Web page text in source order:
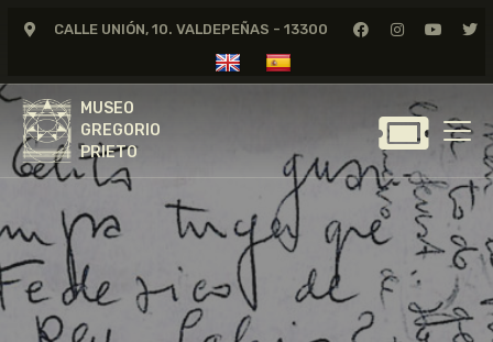
CALLE UNIÓN, 10. VALDEPEÑAS - 13300
MUSEO
GREGORIO
PRIETO
MUSEO
GREGORIO
GREGORIO PRIETO
MUSEO
CERTAMEN DE DIBUJO
FUNDACIÓN